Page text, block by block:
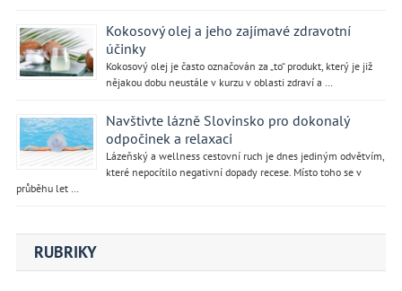
Kokosový olej a jeho zajímavé zdravotní
účinky
Kokosový olej je často označován za „to“ produkt, který je již
nějakou dobu neustále v kurzu v oblasti zdraví a …
Navštivte lázně Slovinsko pro dokonalý
odpočinek a relaxaci
Lázeňský a wellness cestovní ruch je dnes jediným odvětvím,
které nepocítilo negativní dopady recese. Místo toho se v
průběhu let …
RUBRIKY